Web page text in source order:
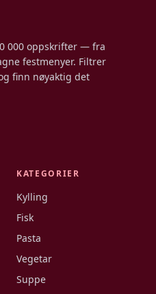
000 oppskrifter — fra
festmenyer. Filtrer
finn nøyaktig det
KATEGORIER
Kylling
Fisk
Pasta
Vegetar
Suppe